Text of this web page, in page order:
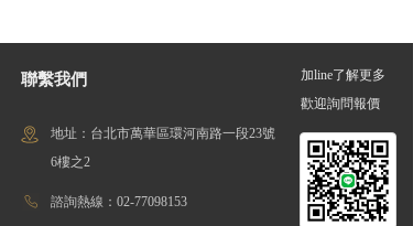
聯繫我們
地址：台北市萬華區環河南路一段23號
6樓之2
諮詢熱線：02-77098153
加line了解更多
歡迎詢問報價